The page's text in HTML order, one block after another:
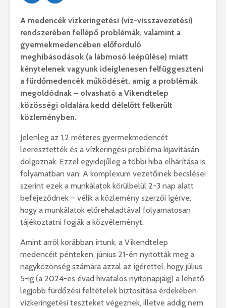
A medencék vízkeringetési (víz-visszavezetési)
rendszerében fellépő problémák, valamint a
gyermekmedencében előforduló
meghibásodások (a lábmosó leépülése) miatt
kénytelenek vagyunk ideiglenesen felfüggeszteni
a fürdőmedencék működését, amíg a problémák
megoldódnak – olvasható a Víkendtelep
közösségi oldalára kedd délelőtt felkerült
közleményben.
Jelenleg az 1,2 méteres gyermekmedencét
leeresztették és a vízkeringési probléma kijavításán
dolgoznak. Ezzel egyidejűleg a többi hiba elhárítása is
folyamatban van. A komplexum vezetőinek becslései
szerint ezek a munkálatok körülbelül 2-3 nap alatt
befejeződnek – vélik a közlemény szerzői ígérve,
hogy a munkálatok előrehaladtával folyamatosan
tájékoztatni fogják a közvéleményt.
Amint arról korábban írtunk, a Víkendtelep
medencéit pénteken, június 21-én nyitották meg a
nagyközönség számára azzal az ígérettel, hogy július
5-ig (a 2024-es évad hivatalos nyitónapjáig) a lehető
legjobb fürdőzési feltételek biztosítása érdekében
vízkeringetési teszteket végeznek, illetve addig nem